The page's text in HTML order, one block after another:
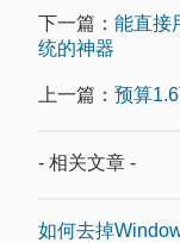
下一篇： 能直接
统的神器
上一篇： 预算
- 相关文章 -
如何去掉